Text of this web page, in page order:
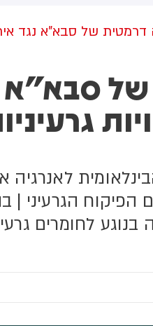
של סבא"א נגד
סבא"א
לאנרגיה
הפיקוח הגרעיני |
לחומרים